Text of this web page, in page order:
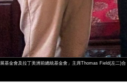
基金會及拉丁美洲前總統基金會」主席Thomas Field(左二)合